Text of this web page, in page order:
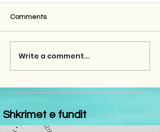
Comments
Write a comment...
Shkrimet e fundit